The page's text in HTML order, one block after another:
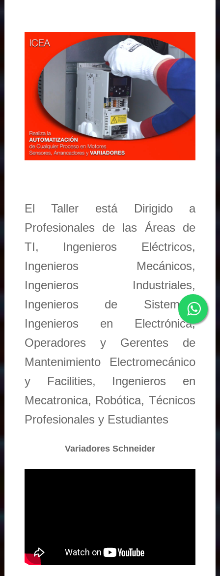
El Taller está Dirigido a
Profesionales de las Áreas de
TI, Ingenieros Eléctricos,
Ingenieros Mecánicos,
Ingenieros Industriales,
Ingenieros de Sistemas,
Ingenieros en Electrónica,
Operadores y Gerentes de
Mantenimiento Electromecánico
y Facilities, Ingenieros en
Mecatronica, Robótica, Técnicos
Profesionales y Estudiantes
Variadores Schneider